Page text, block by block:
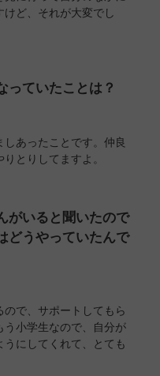
けど、それが大変でし
っていたことは？
しあったことです。仲良
とりしてますよ。
がいると聞いたので
どうやっていたんで
で、サポートしてもら
う小学生なので、自分が
にしてくれて、とても